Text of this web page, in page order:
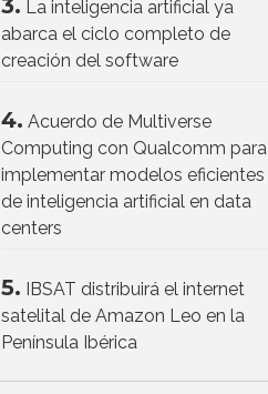
3. La inteligencia artificial ya
abarca el ciclo completo de
creación del software
4. Acuerdo de Multiverse
Computing con Qualcomm para
implementar modelos eficientes
de inteligencia artificial en data
centers
5. IBSAT distribuirá el internet
satelital de Amazon Leo en la
Península Ibérica